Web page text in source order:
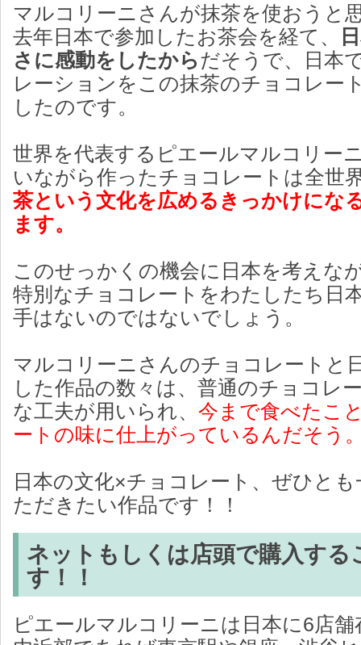
マルコリーニさんが抹茶を使おうと
去年日本で参加したお茶会を経て、
さに感動をしたからだそうで、日本
レーションをこの抹茶のチョコレー
したのです。
世界を代表するピエールマルコリー
いながら作ったチョコレートは全世
茶という文化を広めるきっかけにな
ます。
このせっかくの機会に日本を考えな
特別なチョコレートをわたしたち日
手はないのではないでしょう。
マルコリーニさんのチョコレートと
した作品の数々は、普通のチョコレ
な工夫が用いられ、 今まで食べたこ
ートの味に仕上がっているんだそう
日本の文化×チョコレート、ぜひと
ただきたい作品です！！
ネットもしくは店頭で購入する
す！！
ピエールマルコリーニは日本に6店